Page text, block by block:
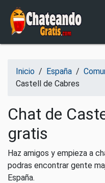
Salir del contenido
Inicio / España /
Castell de Cabres
Chat de
gratis
Haz amigos y empieza a
podras encontrar gente
España.